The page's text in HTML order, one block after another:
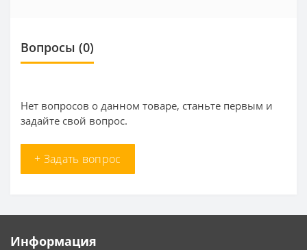
Вопросы (0)
Нет вопросов о данном товаре, станьте первым и
задайте свой вопрос.
+ Задать вопрос
Информация